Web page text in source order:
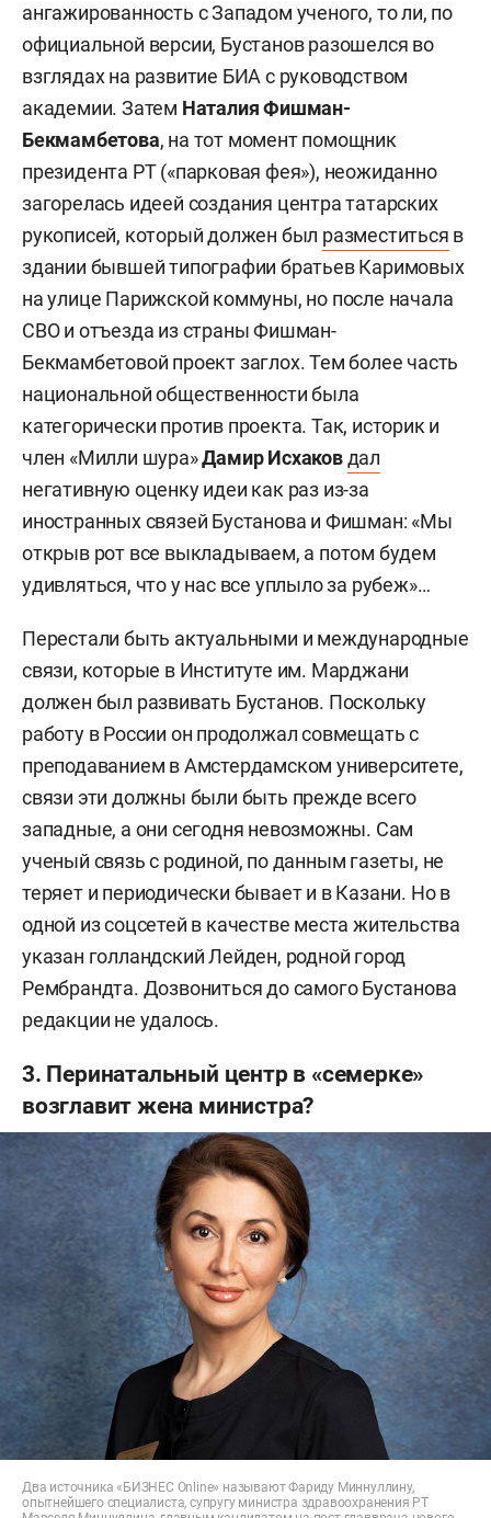
ангажированность с Западом ученого, то ли, по
официальной версии, Бустанов разошелся во
взглядах на развитие БИА с руководством
академии. Затем Наталия Фишман-
Бекмамбетова, на тот момент помощник
президента РТ («парковая фея»), неожиданно
загорелась идеей создания центра татарских
рукописей, который должен был разместиться в
здании бывшей типографии братьев Каримовых
на улице Парижской коммуны, но после начала
СВО и отъезда из страны Фишман-
Бекмамбетовой проект заглох. Тем более часть
национальной общественности была
категорически против проекта. Так, историк и
член «Милли шура»Дамир Исхаковдал
негативную оценку идеи как раз из-за
иностранных связей Бустанова и Фишман: «Мы
открыв рот все выкладываем, а потом будем
удивляться, что у нас все уплыло за рубеж»…
Перестали быть актуальными и международные
связи, которые в Институте им. Марджани
должен был развивать Бустанов. Поскольку
работу в России он продолжал совмещать с
преподаванием в Амстердамском университете,
связи эти должны были быть прежде всего
западные, а они сегодня невозможны. Сам
ученый связь с родиной, по данным газеты, не
теряет и периодически бывает и в Казани. Но в
одной из соцсетей в качестве места жительства
указан голландский Лейден, родной город
Рембрандта. Дозвониться до самого Бустанова
редакции не удалось.
3. Перинатальный центр в «семерке»
возглавит жена министра?
Два источника «БИЗНЕС Online» называют Фариду Миннуллину,
опытнейшего специалиста, супругу министра здравоохранения РТ